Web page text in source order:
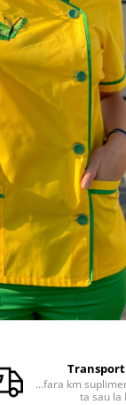
...fara km
ta sau la